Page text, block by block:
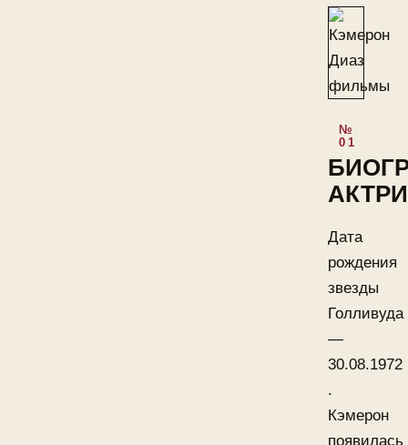
Дата
рождения
звезды
Голливуда
—
30.08.1972
.
Кэмерон
появилась